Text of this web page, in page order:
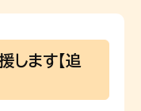
します【追